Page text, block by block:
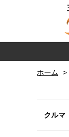
ホーム >
クルマ